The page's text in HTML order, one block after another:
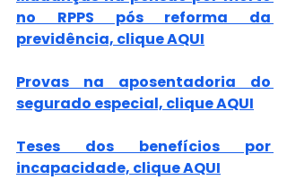
no RPPS pós reforma da
previdência, clique AQUI
Provas na aposentadoria do
segurado especial, clique AQUI
Teses dos benefícios por
incapacidade, clique AQUI